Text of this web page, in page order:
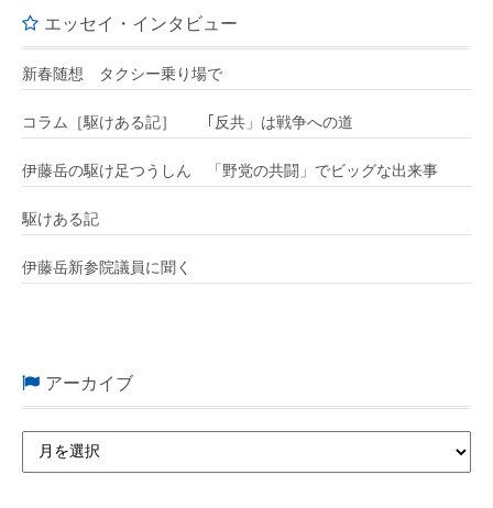
エッセイ・インタビュー
新春随想 タクシー乗り場で
コラム［駆けある記］ ｢反共」は戦争への道
伊藤岳の駆け足つうしん 「野党の共闘」でビッグな出来事
駆けある記
伊藤岳新参院議員に聞く
アーカイブ